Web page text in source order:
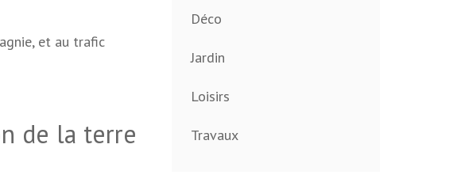
et au trafic
de la terre
Déco
Jardin
Loisirs
Travaux